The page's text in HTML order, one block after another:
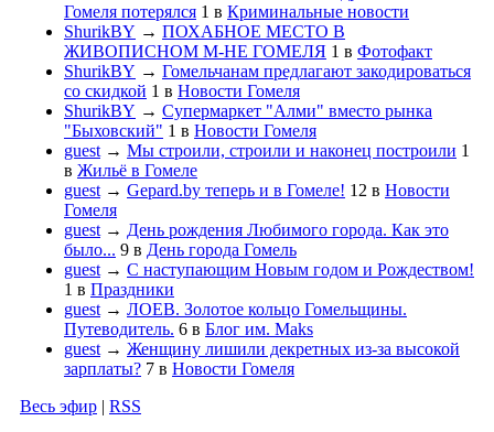
Гомеля потерялся 1 в Криминальные новости
ShurikBY → ПОХАБНОЕ МЕСТО В
ЖИВОПИСНОМ М-НЕ ГОМЕЛЯ 1 в Фотофакт
ShurikBY → Гомельчанам предлагают закодироваться
со скидкой 1 в Новости Гомеля
ShurikBY → Супермаркет "Алми" вместо рынка
"Быховский" 1 в Новости Гомеля
guest → Мы строили, строили и наконец построили 1
в Жильё в Гомеле
guest → Gepard.by теперь и в Гомеле! 12 в Новости
Гомеля
guest → День рождения Любимого города. Как это
было... 9 в День города Гомель
guest → С наступающим Новым годом и Рождеством!
1 в Праздники
guest → ЛОЕВ. Золотое кольцо Гомельщины.
Путеводитель. 6 в Блог им. Maks
guest → Женщину лишили декретных из-за высокой
зарплаты? 7 в Новости Гомеля
Весь эфир | RSS